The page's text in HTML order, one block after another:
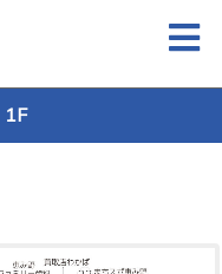
1F